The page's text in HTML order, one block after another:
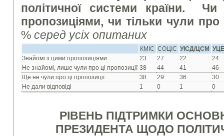
політичної системи країни.
пропозиціями, чи тільки чули
%серед усіх опитаних
КМІС СОЦІС УІСД/ЦСМ
Знайомі з цими пропозиціями
23 27 22
24
Не знайомі, лише чули про ці пропозиції 38 44 41
46
Ще не чули про ці пропозиції
38 29 36
30
Не дали відповіді
1 0 1 0
РІВЕНЬ ПІДТРИМКИ
ПРЕЗИДЕНТА ЩОДО